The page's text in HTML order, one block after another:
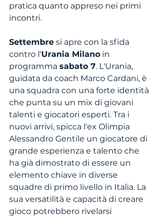
pratica quanto appreso nei primi
incontri.
Settembre si apre con la sfida
contro l'Urania Milano in
programma sabato 7. L'Urania,
guidata da coach Marco Cardani, è
una squadra con una forte identità
che punta su un mix di giovani
talenti e giocatori esperti. Tra i
nuovi arrivi, spicca l'ex Olimpia
Alessandro Gentile un giocatore di
grande esperienza e talento che
ha già dimostrato di essere un
elemento chiave in diverse
squadre di primo livello in Italia. La
sua versatilità e capacità di creare
gioco potrebbero rivelarsi